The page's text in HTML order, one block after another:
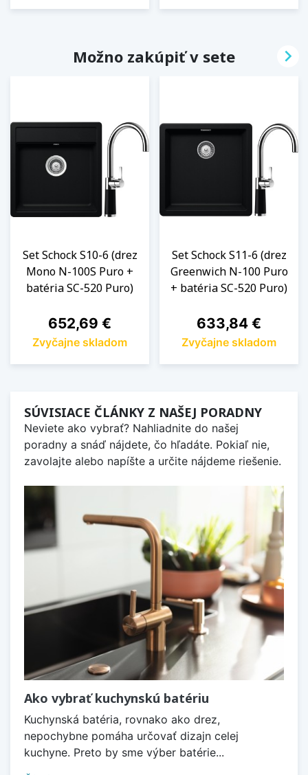
Možno zakúpiť v sete
Set Schock S10-6 (drez
Mono N-100S Puro +
batéria SC-520 Puro)
Cena
652,69 €
Zvyčajne skladom
Set Schock S11-6 (drez
Greenwich N-100 Puro
+ batéria SC-520 Puro)
Cena
633,84 €
Zvyčajne skladom

SÚVISIACE ČLÁNKY Z NAŠEJ PORADNY
Neviete ako vybrať? Nahliadnite do našej
poradny a snáď nájdete, čo hľadáte. Pokiaľ nie,
zavolajte alebo napíšte a určite nájdeme riešenie.
Ako vybrať kuchynskú batériu
Kuchynská batéria, rovnako ako drez,
nepochybne pomáha určovať dizajn celej
kuchyne. Preto by sme výber batérie...